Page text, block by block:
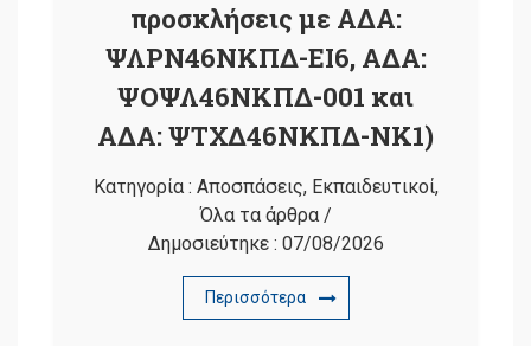
προσκλήσεις με ΑΔΑ:
ΨΛΡΝ46ΝΚΠΔ-ΕΙ6, ΑΔΑ:
ΨΟΨΛ46ΝΚΠΔ-001 και
ΑΔΑ: ΨΤΧΔ46ΝΚΠΔ-ΝΚ1)
Κατηγορία : Αποσπάσεις, Εκπαιδευτικοί,
Όλα τα άρθρα/
Δημοσιεύτηκε : 07/08/2026
Περισσότερα